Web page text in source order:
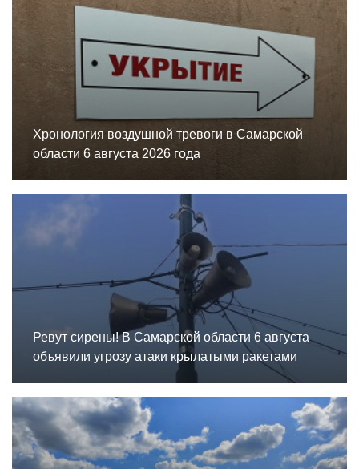
Хронология воздушной тревоги в Самарской
области 6 августа 2026 года
Ревут сирены! В Самарской области 6 августа
объявили угрозу атаки крылатыми ракетами